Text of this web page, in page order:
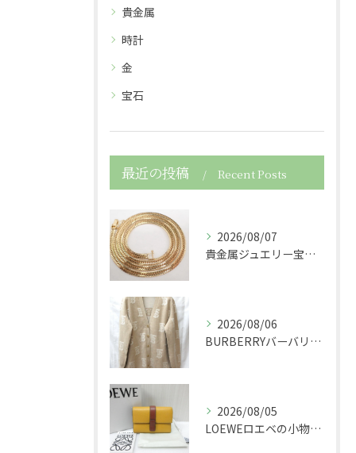
貴金属
時計
金
宝石
最近の投稿 Recent Posts
2026/08/07
貴金属ジュエリー宝石750K18金製の喜平ネックレスを買取さ...
2026/08/06
BURBERRYバーバリーの服アパレルTBニットカーディガン...
2026/08/05
LOEWEロエベの小物レザースモールバーティカルウォレット財...